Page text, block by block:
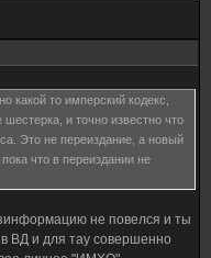
какой то имперский кодекс,
и точно известно что
Это не переиздание, а новый
что в переиздании не
не повелся и ты
ВД и для тау совершенно